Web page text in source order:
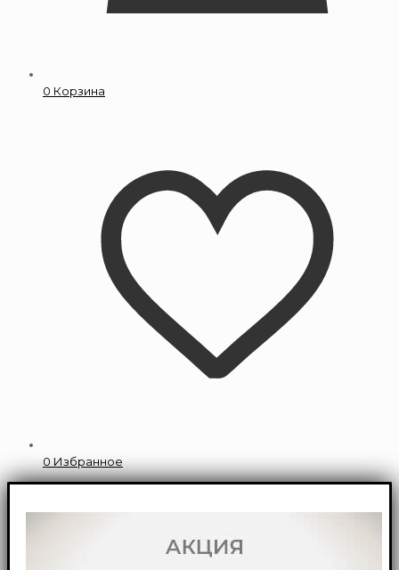
0 Корзина
0 Избранное